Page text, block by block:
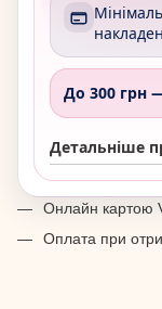
До 300 грн
Детальніше
Онлайн картою
Оплата при